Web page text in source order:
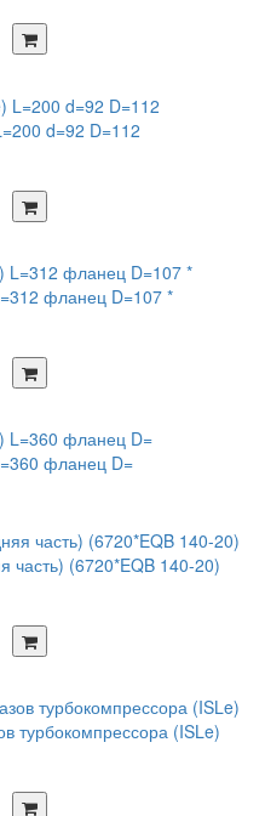
d=92 D=112
фланец D=107 *
фланец D=
часть) (6720*EQB 140-20)
турбокомпрессора (ISLe)